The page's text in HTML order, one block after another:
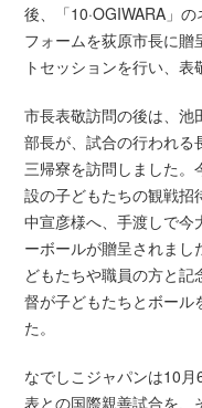
後、「10·OGIWARA」
フォームを荻原市長に贈
トセッションを行い、表
市長表敬訪問の後は、池
部長が、試合の行われる
三帰寮を訪問しました。
設の子どもたちの観戦
中宣彦様へ、手渡しで今
ーボールが贈呈されま
どもたちや職員の方と
督が子どもたちとボール
た。
なでしこジャパンは10
表との国際親善試合を、